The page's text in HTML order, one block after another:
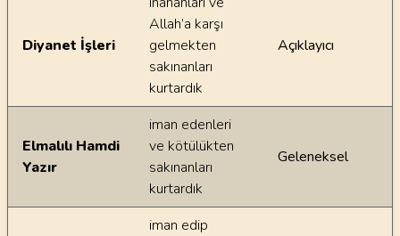
Diyanet İşleri
Allah’a karşı
gelmekten
sakınanları
kurtardık
Açıklayıcı
Elmalılı Hamdi
Yazır
iman edenleri
ve kötülükten
sakınanları
kurtardık
Geleneksel
iman edip